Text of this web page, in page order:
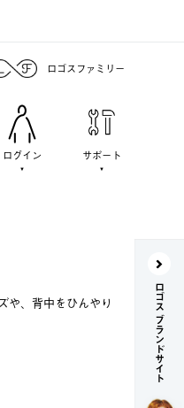
ロゴスファミリー
ログイン サポート
や、背中をひんやり
ロゴス ブランドサイト